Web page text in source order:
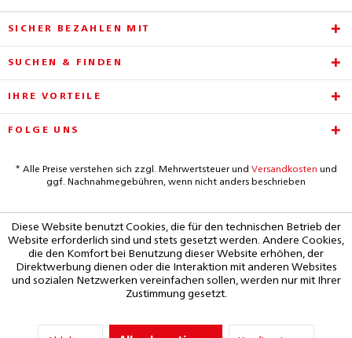
SICHER BEZAHLEN MIT
SUCHEN & FINDEN
IHRE VORTEILE
FOLGE UNS
* Alle Preise verstehen sich zzgl. Mehrwertsteuer und Versandkosten und
ggf. Nachnahmegebühren, wenn nicht anders beschrieben
Diese Website benutzt Cookies, die für den technischen Betrieb der
Website erforderlich sind und stets gesetzt werden. Andere Cookies,
die den Komfort bei Benutzung dieser Website erhöhen, der
Direktwerbung dienen oder die Interaktion mit anderen Websites
und sozialen Netzwerken vereinfachen sollen, werden nur mit Ihrer
Zustimmung gesetzt.